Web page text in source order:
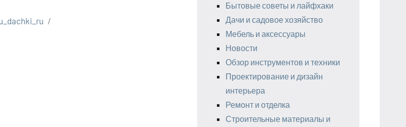
Бытовые советы и лайфхаки
Дачи и садовое хозяйство
Мебель и аксессуары
Новости
Обзор инструментов и техники
Проектирование и дизайн
интерьера
Ремонт и отделка
Строительные материалы и